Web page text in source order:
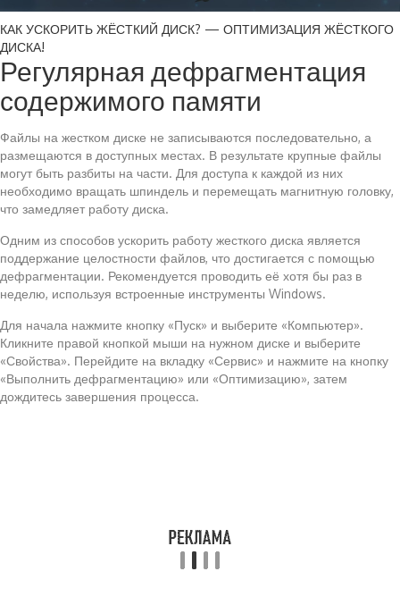
КАК УСКОРИТЬ ЖЁСТКИЙ ДИСК? — ОПТИМИЗАЦИЯ ЖЁСТКОГО
ДИСКА!
Регулярная дефрагментация
содержимого памяти
Файлы на жестком диске не записываются последовательно, а
размещаются в доступных местах. В результате крупные файлы
могут быть разбиты на части. Для доступа к каждой из них
необходимо вращать шпиндель и перемещать магнитную головку,
что замедляет работу диска.
Одним из способов ускорить работу жесткого диска является
поддержание целостности файлов, что достигается с помощью
дефрагментации. Рекомендуется проводить её хотя бы раз в
неделю, используя встроенные инструменты Windows.
Для начала нажмите кнопку «Пуск» и выберите «Компьютер».
Кликните правой кнопкой мыши на нужном диске и выберите
«Свойства». Перейдите на вкладку «Сервис» и нажмите на кнопку
«Выполнить дефрагментацию» или «Оптимизацию», затем
дождитесь завершения процесса.